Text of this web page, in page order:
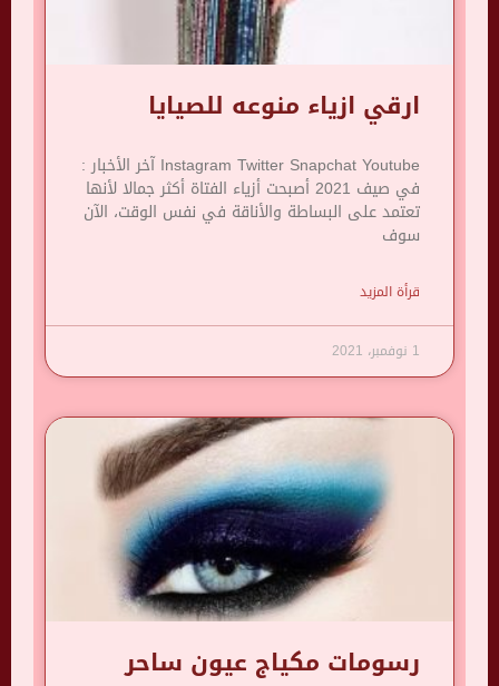
ارقي ازياء منوعه للصيايا
Instagram Twitter Snapchat Youtube آخر الأخبار :
في صيف 2021 أصبحت أزياء الفتاة أكثر جمالا لأنها
تعتمد على البساطة والأناقة في نفس الوقت، الآن
سوف
قرأة المزيد
1 نوفمبر، 2021
رسومات مكياج عيون ساحر